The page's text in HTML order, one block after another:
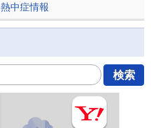
熱中症情報
検索